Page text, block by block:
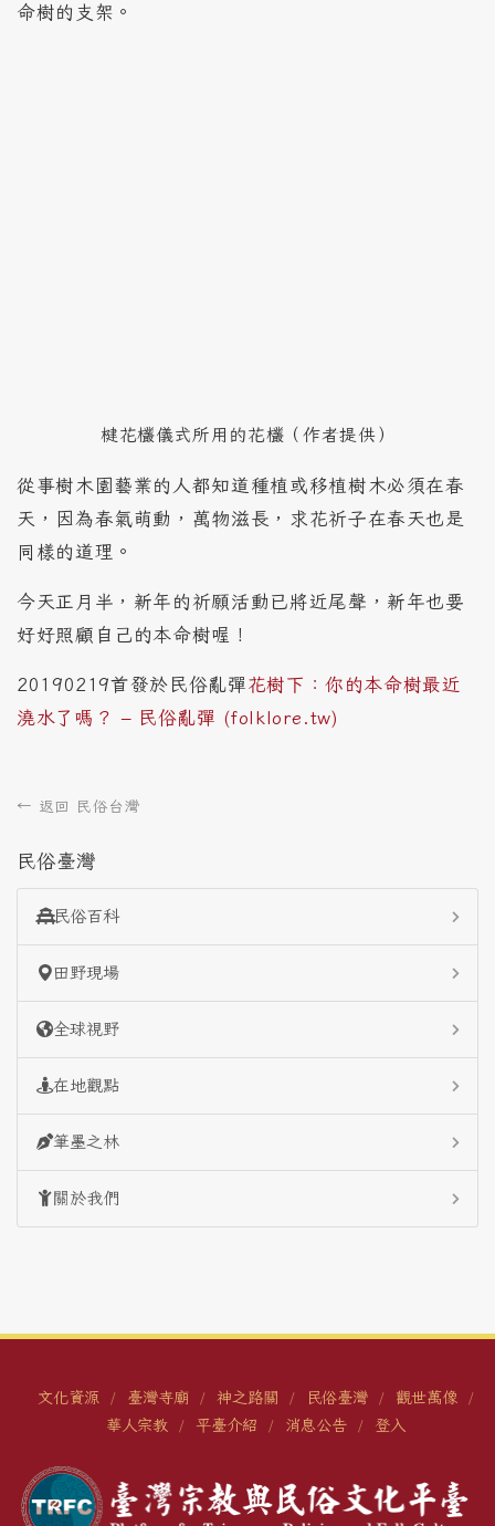
命樹的支架。
楗花欉儀式所用的花欉（作者提供）
從事樹木園藝業的人都知道種植或移植樹木必須在春
天，因為春氣萌動，萬物滋長，求花祈子在春天也是
同樣的道理。
今天正月半，新年的祈願活動已將近尾聲，新年也要
好好照顧自己的本命樹喔！
20190219首發於民俗亂彈花樹下：你的本命樹最近
澆水了嗎？ – 民俗亂彈 (folklore.tw)
← 返回 民俗台灣
民俗臺灣
民俗百科
田野現場
全球視野
在地觀點
筆墨之林
關於我們
文化資源 / 臺灣寺廟 / 神之路關 / 民俗臺灣 / 觀世萬像 /
華人宗教 / 平臺介紹 / 消息公告 / 登入